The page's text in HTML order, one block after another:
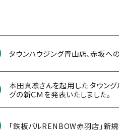
タウンハウジング青山店、赤坂へ
本田真凛さんを起用した タウング
グの新ＣＭを発表いたしました。
「鉄板バルRENBOW赤羽店」新